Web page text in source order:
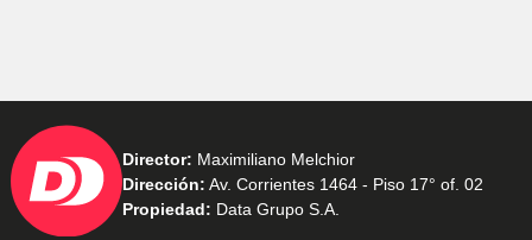
Director: Maximiliano Melchior
Dirección: Av. Corrientes 1464 - Piso 17° of. 02
Propiedad: Data Grupo S.A.